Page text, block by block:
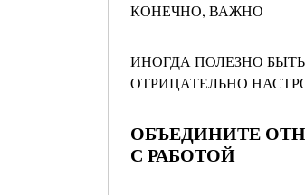
КОНЕЧНО, ВАЖНО
ИНОГДА ПОЛЕЗНО БЫТЬ
ОТРИЦАТЕЛЬНО
ОБЪЕДИНИТЕ
С РАБОТОЙ